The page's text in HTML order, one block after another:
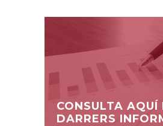
CONSULTA AQUÍ
DARRERS